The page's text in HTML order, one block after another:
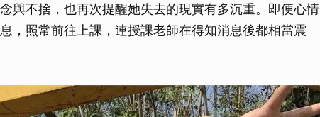
與不捨，也再次提醒她失去的現實有多沉重。即便心情
，照常前往上課，連授課老師在得知消息後都相當震